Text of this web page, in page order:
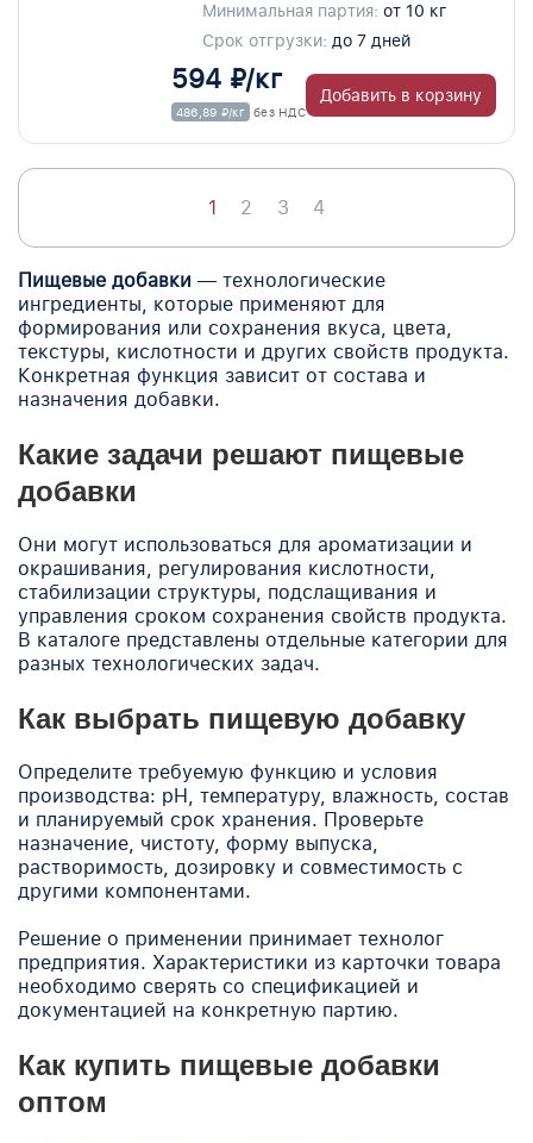
Минимальная партия: от 10 кг
Срок отгрузки: до 7 дней
594 ₽/кг
486,89 ₽/кг без НДС
Добавить в корзину
1 2 3 4
Пищевые добавки — технологические
ингредиенты, которые применяют для
формирования или сохранения вкуса, цвета,
текстуры, кислотности и других свойств продукта.
Конкретная функция зависит от состава и
назначения добавки.
Какие задачи решают пищевые
добавки
Они могут использоваться для ароматизации и
окрашивания, регулирования кислотности,
стабилизации структуры, подслащивания и
управления сроком сохранения свойств продукта.
В каталоге представлены отдельные категории для
разных технологических задач.
Как выбрать пищевую добавку
Определите требуемую функцию и условия
производства: pH, температуру, влажность, состав
и планируемый срок хранения. Проверьте
назначение, чистоту, форму выпуска,
растворимость, дозировку и совместимость с
другими компонентами.
Решение о применении принимает технолог
предприятия. Характеристики из карточки товара
необходимо сверять со спецификацией и
документацией на конкретную партию.
Как купить пищевые добавки
оптом